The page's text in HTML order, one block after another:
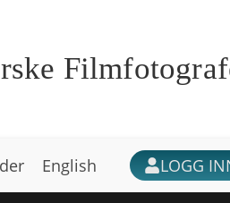
English LOGG